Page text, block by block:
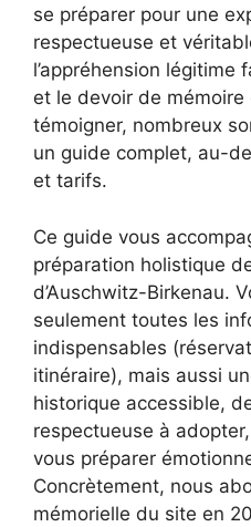
se préparer pour une
respectueuse et
l’appréhension légitime
et le devoir de mémoire
témoigner, nombreux
un guide complet, au-
et tarifs.
Ce guide vous
préparation holistique
d’Auschwitz-Birkenau.
seulement toutes les
indispensables
itinéraire), mais aussi
historique accessible,
respectueuse à
vous préparer
Concrètement, nous
mémorielle du site en